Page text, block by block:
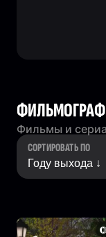
Фильмы и
СОРТИРОВАТЬ ПО